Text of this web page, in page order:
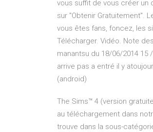
vous suffit de vous créer un
sur "Obtenir Gratuitement".
vous êtes fans, foncez, les
Télécharger. Vidéo. Note
manantsu du 18/06/2014
arrive pas a entré il y
(android)
The Sims™ 4 (version
au téléchargement dans
trouve dans la sous-